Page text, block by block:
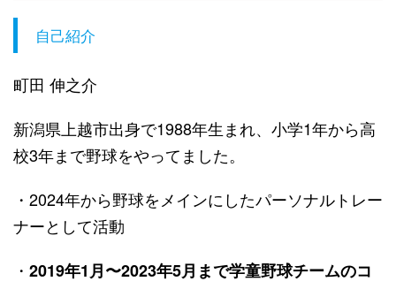
自己紹介
町田 伸之介
新潟県上越市出身で1988年生まれ、小学1年から高
校3年まで野球をやってました。
・2024年から野球をメインにしたパーソナルトレー
ナーとして活動
・ 2019年1月〜2023年5月まで学童野球チームのコ